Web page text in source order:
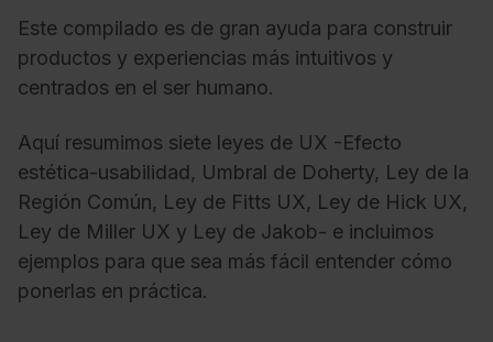
Este compilado es de gran ayuda para construir
productos y experiencias más intuitivos y
centrados en el ser humano.
Aquí resumimos siete leyes de UX -Efecto
estética-usabilidad, Umbral de Doherty, Ley de la
Región Común, Ley de Fitts UX, Ley de Hick UX,
Ley de Miller UX y Ley de Jakob- e incluimos
ejemplos para que sea más fácil entender cómo
ponerlas en práctica.